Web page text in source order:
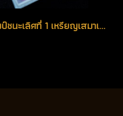
***แชมป์ชนะเลิศที่ 1 เหรียญเสมาเลื่อนสมณศักดิ์ 49 ปี 2553...1 ใน 199 เหรียญ เนื้อเงินหน้ากากทองคำ หมายเลข 25 (ขายแล้ว)